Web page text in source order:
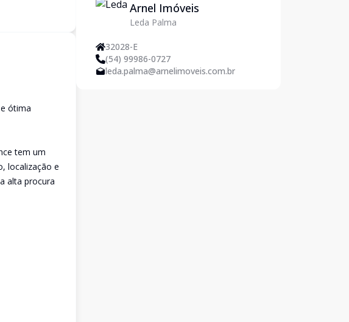
ótima
tem um
localização e
alta procura
Arnel Imóveis
Leda Palma
32028-E
(54) 99986-0727
leda.palma@arnelimoveis.com.br